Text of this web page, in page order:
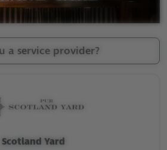
a service provider?
Scotland Yard